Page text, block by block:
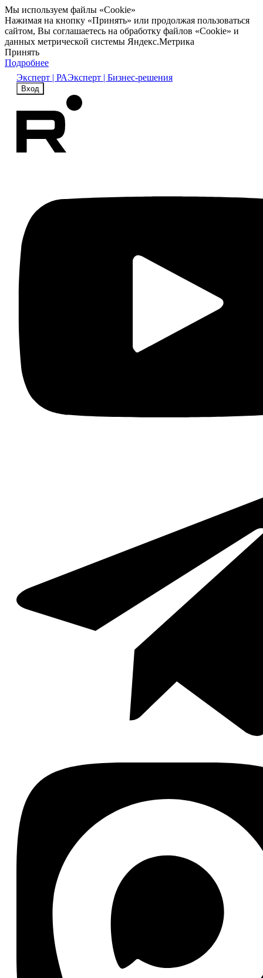
Мы используем файлы «Cookie»
Нажимая на кнопку «Принять» или продолжая пользоваться
сайтом, Вы соглашаетесь на обработку файлов «Cookie» и
данных метрической системы Яндекс.Метрика
Принять
Подробнее
Эксперт | РАЭксперт | Бизнес-решения
Вход